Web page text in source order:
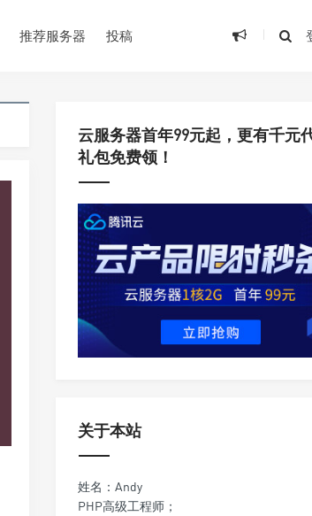
推荐服务器 投稿
云服务器首年99元起，更有千元
礼包免费领！
关于本站
姓名：Andy
PHP高级工程师；